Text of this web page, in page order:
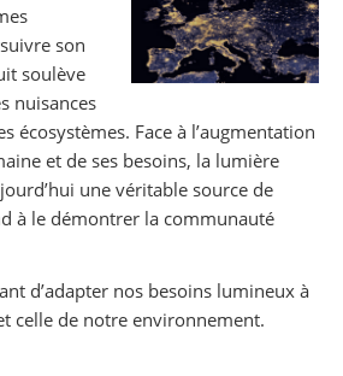
son
soulève
nuisances
écosystèmes. Face à l’augmentation
et de ses besoins, la lumière
une véritable source de
à le démontrer la communauté
d’adapter nos besoins lumineux à
celle de notre environnement.